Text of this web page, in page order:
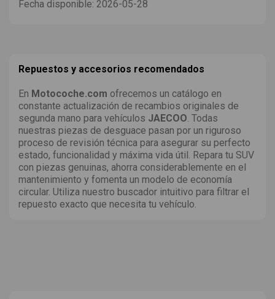
Fecha disponible: 2026-05-28
Repuestos y accesorios recomendados
En Motocoche.com ofrecemos un catálogo en
constante actualización de recambios originales de
segunda mano para vehículos JAECOO . Todas
nuestras piezas de desguace pasan por un riguroso
proceso de revisión técnica para asegurar su perfecto
estado, funcionalidad y máxima vida útil. Repara tu SUV
con piezas genuinas, ahorra considerablemente en el
mantenimiento y fomenta un modelo de economía
circular. Utiliza nuestro buscador intuitivo para filtrar el
repuesto exacto que necesita tu vehículo.